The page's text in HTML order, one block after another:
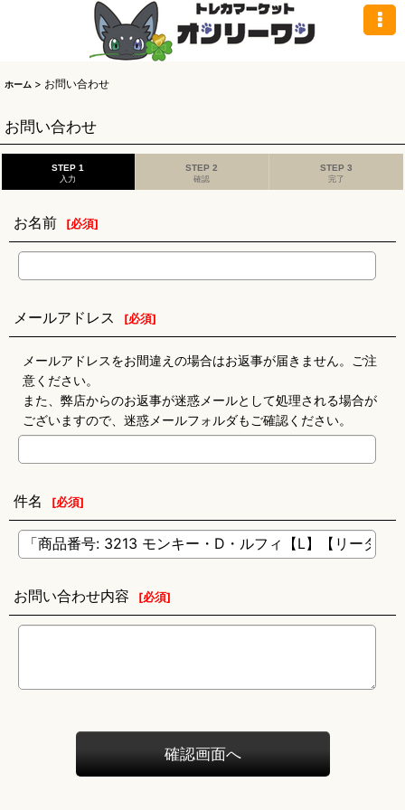
ホーム > お問い合わせ
お問い合わせ
STEP 1
入力
STEP 2
確認
STEP 3
完了
お名前 [必須]
メールアドレス [必須]
メールアドレスをお間違えの場合はお返事が届きません。ご注
意ください。
また、弊店からのお返事が迷惑メールとして処理される場合が
ございますので、迷惑メールフォルダもご確認ください。
件名 [必須]
お問い合わせ内容 [必須]
確認画面へ